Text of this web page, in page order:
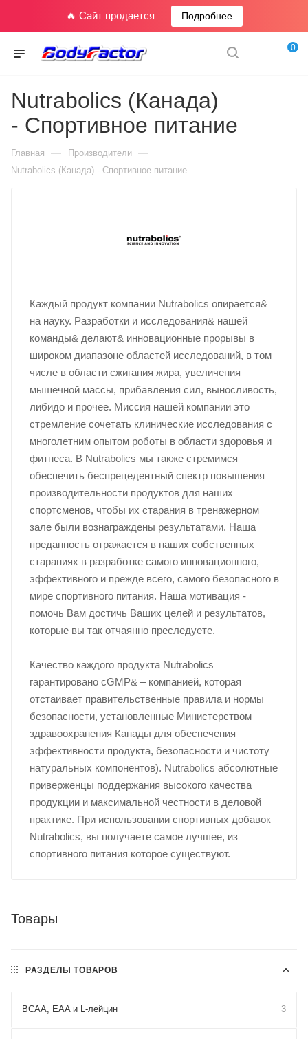
🔥 Сайт продается Подробнее
0
Nutrabolics (Канада)
- Спортивное питание
Главная — Производители —
Nutrabolics (Канада) - Спортивное питание
Каждый продукт компании Nutrabolics опирается&
на науку. Разработки и исследования& нашей
команды& делают& инновационные прорывы в
широком диапазоне областей исследований, в том
числе в области сжигания жира, увеличения
мышечной массы, прибавления сил, выносливость,
либидо и прочее. Миссия нашей компании это
стремление сочетать клинические исследования с
многолетним опытом роботы в области здоровья и
фитнеса. В Nutrabolics мы также стремимся
обеспечить беспрецедентный спектр повышения
производительности продуктов для наших
спортсменов, чтобы их старания в тренажерном
зале были вознаграждены результатами. Наша
преданность отражается в наших собственных
стараниях в разработке самого инновационного,
эффективного и прежде всего, самого безопасного в
мире спортивного питания. Наша мотивация -
помочь Вам достичь Ваших целей и результатов,
которые вы так отчаянно преследуете.
Качество каждого продукта Nutrabolics
гарантировано cGMP& – компанией, которая
отстаивает правительственные правила и нормы
безопасности, установленные Министерством
здравоохранения Канады для обеспечения
эффективности продукта, безопасности и чистоту
натуральных компонентов). Nutrabolics абсолютные
приверженцы поддержания высокого качества
продукции и максимальной честности в деловой
практике. При использовании спортивных добавок
Nutrabolics, вы получаете самое лучшее, из
спортивного питания которое существуют.
Товары
РАЗДЕЛЫ ТОВАРОВ
BCAA, EAA и L-лейцин 3